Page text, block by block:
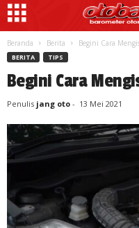
Beranda Berita Begini Cara
BERITA TIPS
Begini Cara
Penulis jang oto - 13 Mei 2021